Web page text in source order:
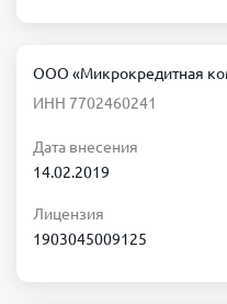
ООО «Микрокредитная
ИНН 7702460241
Дата внесения
14.02.2019
Лицензия
1903045009125